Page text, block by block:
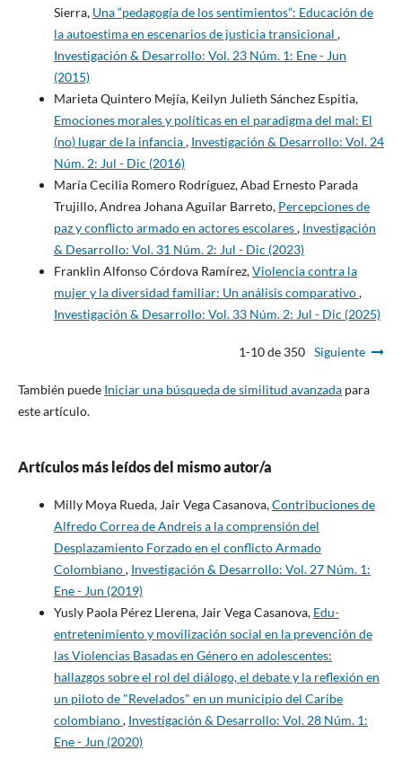
Sierra, Una “pedagogía de los sentimientos”: Educación de
la autoestima en escenarios de justicia transicional ,
Investigación & Desarrollo: Vol. 23 Núm. 1: Ene - Jun
(2015)
Marieta Quintero Mejía, Keilyn Julieth Sánchez Espitia,
Emociones morales y políticas en el paradigma del mal: El
(no) lugar de la infancia, Investigación & Desarrollo: Vol. 24
Núm. 2: Jul - Dic (2016)
María Cecilia Romero Rodríguez, Abad Ernesto Parada
Trujillo, Andrea Johana Aguilar Barreto, Percepciones de
paz y conflicto armado en actores escolares, Investigación
& Desarrollo: Vol. 31 Núm. 2: Jul - Dic (2023)
Franklin Alfonso Córdova Ramírez,Violencia contra la
mujer y la diversidad familiar: Un análisis comparativo,
Investigación & Desarrollo: Vol. 33 Núm. 2: Jul - Dic (2025)
1-10 de 350 Siguiente
También puede Iniciar una búsqueda de similitud avanzadapara
este artículo.
Artículos más leídos del mismo autor/a
Milly Moya Rueda, Jair Vega Casanova,Contribuciones de
Alfredo Correa de Andreis a la comprensión del
Desplazamiento Forzado en el conflicto Armado
Colombiano, Investigación & Desarrollo: Vol. 27 Núm. 1:
Ene - Jun (2019)
Yusly Paola Pérez Llerena, Jair Vega Casanova, Edu-
entretenimiento y movilización social en la prevención de
las Violencias Basadas en Género en adolescentes:
hallazgos sobre el rol del diálogo, el debate y la reflexión en
un piloto de "Revelados" en un municipio del Caribe
colombiano, Investigación & Desarrollo: Vol. 28 Núm. 1:
Ene - Jun (2020)